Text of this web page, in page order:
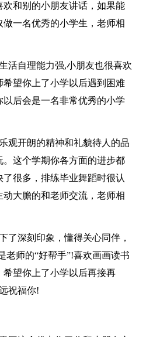
和别的小朋友讲话，如果能
一名优秀的小学生，老师相
活自理能力强,小朋友也很喜欢
望你上了小学以后遇到困难
后会是一名非常优秀的小学
观开朗的精神和礼貌待人的品
这个学期你各方面的进步都
很多，排练毕业舞蹈时很认
大膽的和老师交流，老师相
了深刻印象，懂得关心同伴，
老师的“好帮手”!喜欢画画读书
望你上了小学以后再接再
祝福你!